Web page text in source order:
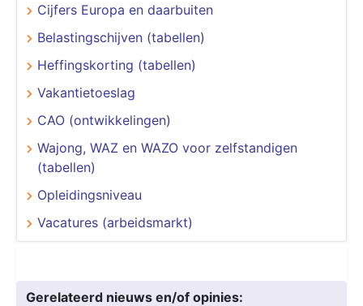
Cijfers Europa en daarbuiten
Belastingschijven (tabellen)
Heffingskorting (tabellen)
Vakantietoeslag
CAO (ontwikkelingen)
Wajong, WAZ en WAZO voor zelfstandigen
(tabellen)
Opleidingsniveau
Vacatures (arbeidsmarkt)
Gerelateerd nieuws en/of opinies: